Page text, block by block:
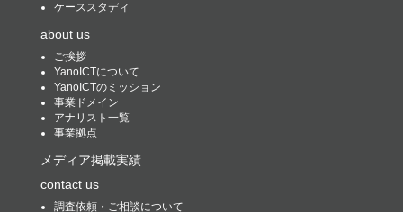
ケーススタディ
about us
ご挨拶
YanoICTについて
YanoICTのミッション
事業ドメイン
アナリスト一覧
事業拠点
メディア掲載実績
contact us
調査依頼・ご相談について